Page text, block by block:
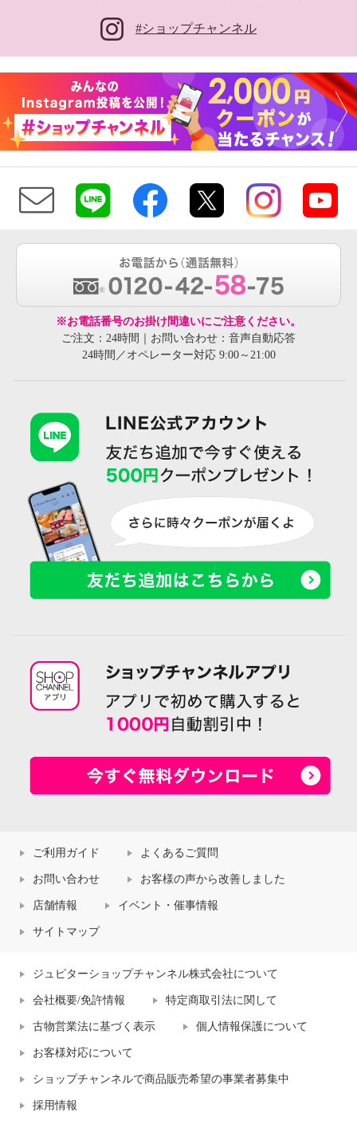
#ショップチャンネル
※お電話番号のお掛け間違いにご注意ください。
ご注文：24時間｜お問い合わせ：音声自動応答
24時間／オペレーター対応 9:00～21:00
ご利用ガイド よくあるご質問
お問い合わせ お客様の声から改善しました
店舗情報 イベント・催事情報
サイトマップ
ジュピターショップチャンネル株式会社について
会社概要/免許情報 特定商取引法に関して
古物営業法に基づく表示 個人情報保護について
お客様対応について
ショップチャンネルで商品販売希望の事業者募集中
採用情報